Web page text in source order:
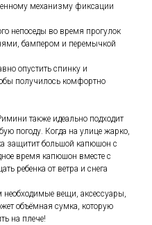
механизму фиксации
непоседы во время прогулок
бампером и перемычкой
опустить спинку и
получилось комфортно
также идеально подходит
погоду. Когда на улице жарко,
защитит большой капюшон с
время капюшон вместе с
ребенка от ветра и снега
вещи, аксессуары,
объёмная сумка, которую
на плече!